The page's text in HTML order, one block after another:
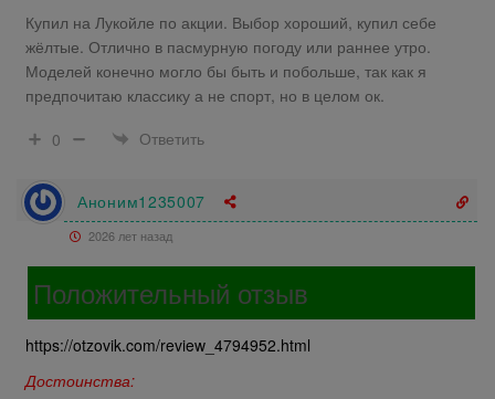
Купил на Лукойле по акции. Выбор хороший, купил себе
жёлтые. Отлично в пасмурную погоду или раннее утро.
Моделей конечно могло бы быть и побольше, так как я
предпочитаю классику а не спорт, но в целом ок.
0
Ответить
Аноним1235007
2026 лет назад
Положительный отзыв
https://otzovik.com/review_4794952.html
Достоинства: